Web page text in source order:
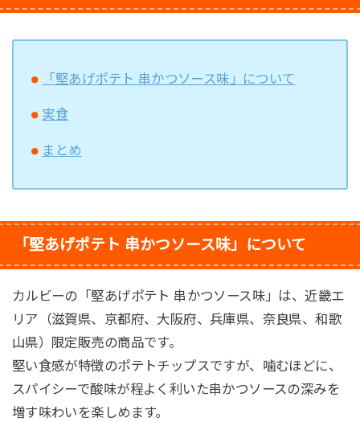
「堅あげポテト 串かつソース味」について
実食
まとめ
「堅あげポテト 串かつソース味」について
カルビーの「堅あげポテト 串かつソース味」は、近畿エ
リア（滋賀県、京都府、大阪府、兵庫県、奈良県、和歌
山県）限定販売の商品です。
堅い食感が特徴のポテトチップスですが、噛むほどに、
スパイシーで酸味が程よく利いた串かつソースの深みを
増す味わいを楽しめます。